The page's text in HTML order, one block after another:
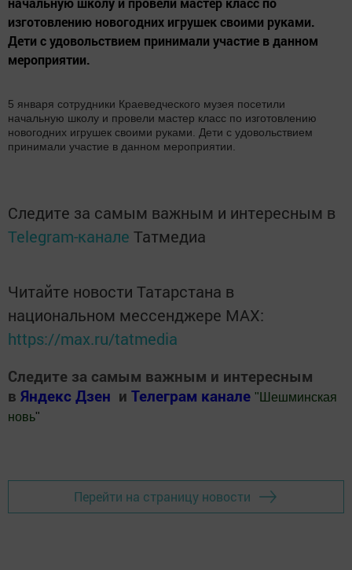
изготовлению новогодних игрушек своими руками.
Дети с удовольствием принимали участие в данном
мероприятии.
5 января сотрудники Краеведческого музея посетили
начальную школу и провели мастер класс по изготовлению
новогодних игрушек своими руками. Дети с удовольствием
принимали участие в данном мероприятии.
Следите за самым важным и интересным в
Telegram-канале Татмедиа
Читайте новости Татарстана в
национальном мессенджере MАХ:
https://max.ru/tatmedia
Следите за самым важным и интересным
в Яндекс Дзен и Телеграм канале " Шешминская
новь"
Перейти на страницу новости